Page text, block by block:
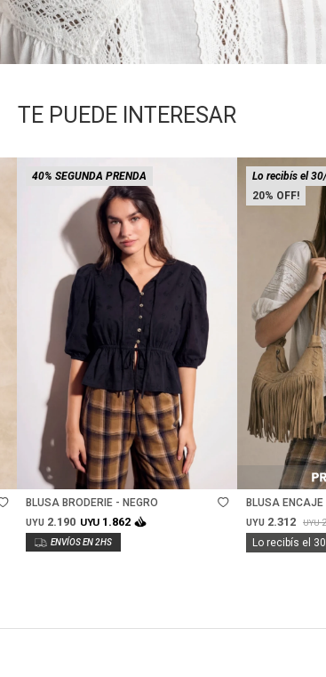
TE PUEDE INTERESAR
40% SEGUNDA PRENDA
BLUSA BRODERIE - NEGRO
UYU 2.190 UYU 1.862
20
Lo recibís el
Talle
BLUSA
UYU 2.312 UYU
Lo recibís el